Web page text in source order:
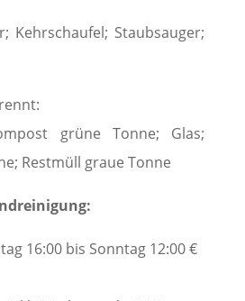
Kehrschaufel; Staubsauger;
grüne Tonne; Glas;
Restmüll graue Tonne
16:00 bis Sonntag 12:00 €